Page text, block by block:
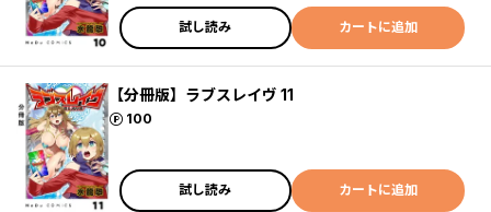
試し読み カートに追加
【分冊版】ラブスレイヴ 11
100
ポイント
試し読み カートに追加